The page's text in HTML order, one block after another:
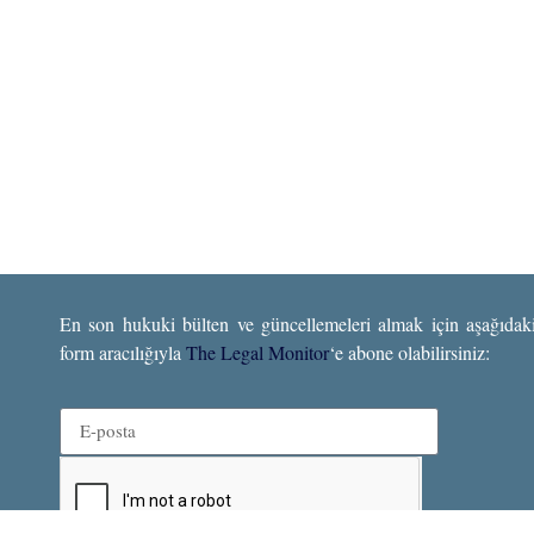
En son hukuki bülten ve güncellemeleri almak için
form aracılığıyla The Legal Monitor‘e abone olabilirsiniz: